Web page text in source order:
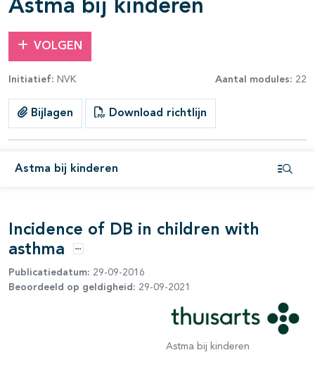
Astma bij kinderen
VOLGEN
Initiatief: NVK Aantal modules: 22
Bijlagen Download richtlijn
Astma bij kinderen
open- en dichtklappen
Incidence of DB in children with
asthma
Opties
Publicatiedatum: 29-09-2016
Beoordeeld op geldigheid: 29-09-2021
Astma bij kinderen